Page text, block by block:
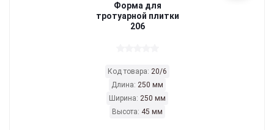
Форма для
тротуарной плитки
206
Код товара: 20/6
Длина: 250 мм
Ширина: 250 мм
Высота: 45 мм